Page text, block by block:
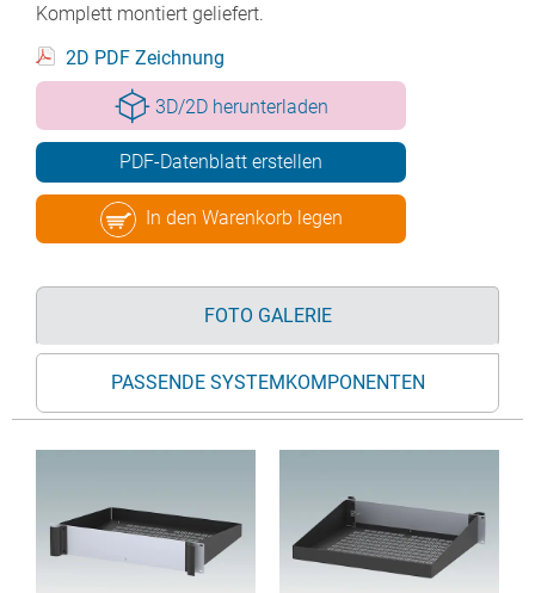
Komplett montiert geliefert.
2D PDF Zeichnung
3D/2D herunterladen
PDF-Datenblatt erstellen
In den Warenkorb legen
FOTO GALERIE
PASSENDE SYSTEMKOMPONENTEN